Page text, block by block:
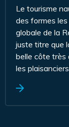
Le tourisme
des formes
globale de la
juste titre que
belle côte très
les